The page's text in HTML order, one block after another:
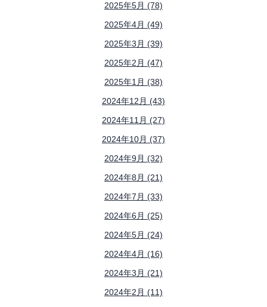
2025年5月 (78)
2025年4月 (49)
2025年3月 (39)
2025年2月 (47)
2025年1月 (38)
2024年12月 (43)
2024年11月 (27)
2024年10月 (37)
2024年9月 (32)
2024年8月 (21)
2024年7月 (33)
2024年6月 (25)
2024年5月 (24)
2024年4月 (16)
2024年3月 (21)
2024年2月 (11)